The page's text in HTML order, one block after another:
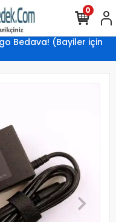
Bedava! (Bayiler için
0